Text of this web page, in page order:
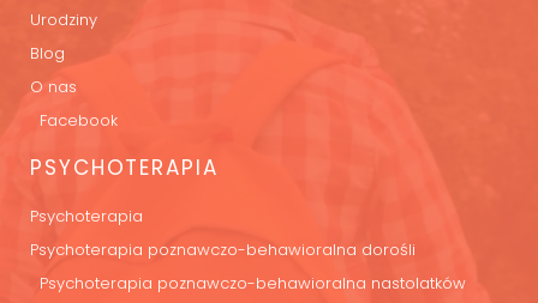
Urodziny
Blog
O nas
Facebook
PSYCHOTERAPIA
Psychoterapia
Psychoterapia poznawczo-behawioralna dorośli
Psychoterapia poznawczo-behawioralna nastolatków